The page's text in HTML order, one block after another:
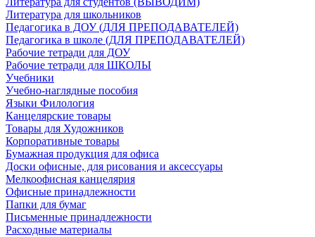
Литература для школьников
Педагогика в ДОУ (ДЛЯ ПРЕПОДАВАТЕЛЕЙ)
Педагогика в школе (ДЛЯ ПРЕПОДАВАТЕЛЕЙ)
Рабочие тетради для ДОУ
Рабочие тетради для ШКОЛЫ
Учебники
Учебно-наглядные пособия
Языки Филология
Канцелярские товары
Товары для Художников
Корпоративные товары
Бумажная продукция для офиса
Доски офисные, для рисования и аксессуары
Мелкоофисная канцелярия
Офисные принадлежности
Папки для бумаг
Письменные принадлежности
Расходные материалы